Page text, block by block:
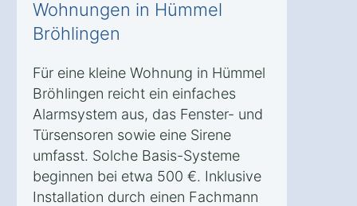
Wohnungen in Hümmel
Bröhlingen
Für eine kleine Wohnung in Hümmel
Bröhlingen reicht ein einfaches
Alarmsystem aus, das Fenster- und
Türsensoren sowie eine Sirene
umfasst. Solche Basis-Systeme
beginnen bei etwa 500 €. Inklusive
Installation durch einen Fachmann